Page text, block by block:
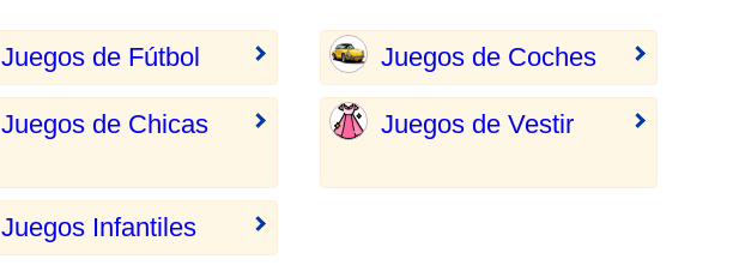
Juegos de Fútbol Juegos de Coches
Juegos de Chicas Juegos de Vestir
Juegos Infantiles